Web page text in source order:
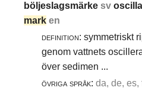
böljeslagsmärkesv
mark en
definition: symmetriskt
genom vattnets
över sedimen ...
övriga språk: da, de, es,